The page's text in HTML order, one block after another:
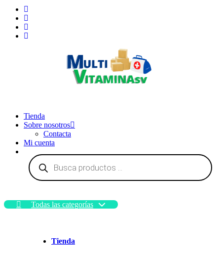
Tienda
Sobre nosotros
Contacta
Mi cuenta
Búsqueda
de
productos
Todas las categorías
Tienda